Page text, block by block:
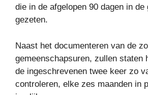
die in de afgelopen 90 dagen in de
gezeten.
Naast het documenteren van de
gemeenschapsuren, zullen staten
de ingeschrevenen twee keer zo
controleren, elke zes maanden in